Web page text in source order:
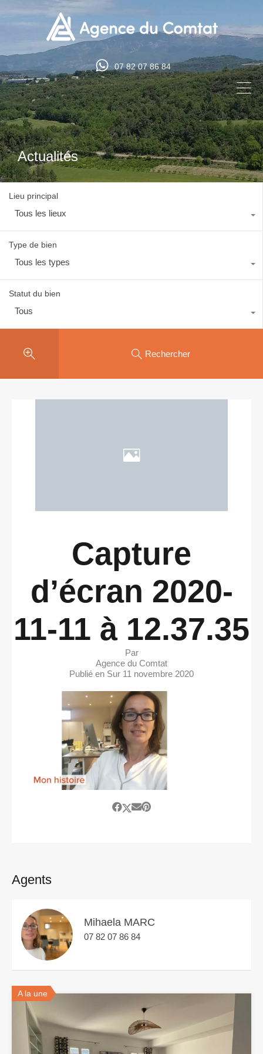
07 82 07 86 84
Actualités
Lieu principal
Tous les lieux
Type de bien
Tous les types
Statut du bien
Tous
Rechercher
Capture
d’écran 2020-
11-11 à 12.37.35
Par
Agence du Comtat
Publié en Sur 11 novembre 2020
Agents
Mihaela MARC
07 82 07 86 84
A la une